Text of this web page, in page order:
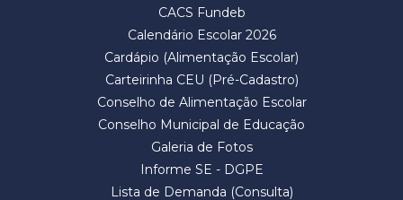
CACS Fundeb
Calendário Escolar 2026
Cardápio (Alimentação Escolar)
Carteirinha CEU (Pré-Cadastro)
Conselho de Alimentação Escolar
Conselho Municipal de Educação
Galeria de Fotos
Informe SE - DGPE
Lista de Demanda (Consulta)